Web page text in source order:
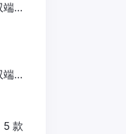
影
更
高
、
5 款